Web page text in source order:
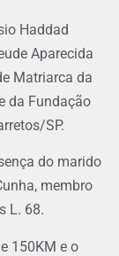
Haddad
Aparecida
Matriarca da
da Fundação
SP.
do marido
membro
L. 68.
150KM e o